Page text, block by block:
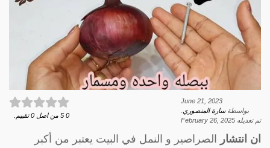
June 21, 2023
بواسطةسارة المنصوري
تم تعديله February 26, 2025
0
5 من اصل 0 تقييم.
ان انتشار الصراصير و النمل في البيت يعتبر من أكبر